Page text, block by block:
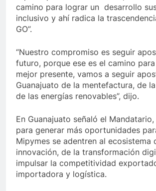
camino para lograr un desarrollo
inclusivo y ahí radica la
GO”.
“Nuestro compromiso es seguir
futuro, porque ese es el camino
mejor presente, vamos a seguir
Guanajuato de la mentefactura, de
de las energías renovables”, dijo.
En Guanajuato señaló el
para generar más oportunidades
Mipymes se adentren al ecosistema
innovación, de la transformación
impulsar la competitividad
importadora y logística.